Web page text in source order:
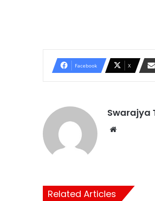
Facebook X
Swarajya
Related Articles